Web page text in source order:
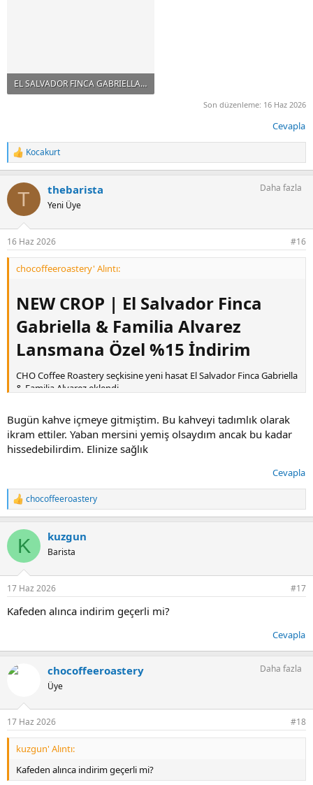
EL SALVADOR FINCA GABRIELLA FAMILIA ALVAREZ.jpg
Son düzenleme: 16 Haz 2026
Cevapla
T
e
k
l
:
Kocakurt
T thebarista
Yeni Üye
Daha fazla
16 Haz 2026 #16
chocoffeeroastery' Alıntı:
NEW CROP | El Salvador Finca
Gabriella & Familia Alvarez
Lansmana Özel %15 İndirim
CHO Coffee Roastery seçkisine yeni hasat El Salvador Finca Gabriella
& Familia Alvarez eklendi.
Region: Santa Ana, El Salvador
Variety: Bourbon, Typica & Catuai
Process: Natural
Altitude: 1550 M
Santa Ana Yanardağı'nın eteklerinde Alvarez ailesi tarafından
yetiştirilen bu özel lot, belirgin meyvemsi karakteri, şarabımsı
notaları ve kremsi gövdesiyle dengeli ve katmanlı bir fincan
deneyimi sunmaktadır.
LANSMANA ÖZEL %15 İNDİRİM
16.06.2026 – 18.06.2026 tarihleri arasında
seçkisinde%15 indirimli olarak satışa sunulacaktır.
İndirim kodu gerekmemektedir. Belirtilen tarihler arasında ürün,
web sitemizde otomatik olarak indirimli fiyatıyla yer alacaktır.
850 TL ve üzeri alışverişlerde kargo ücretsizdir.
Yeni hasadı keşfetmek için sizleri bekliyoruz.
Sipariş & Detay:
Yükleniyor...
chocoffeeroastery.com
Bugün kahve içmeye gitmiştim. Bu kahveyi tadımlık olarak
ikram ettiler. Yaban mersini yemiş olsaydım ancak bu kadar
hissedebilirdim. Elinize sağlık
Cevapla
T
e
k
l
:
chocoffeeroastery
K kuzgun
Barista
17 Haz 2026 #17
Kafeden alınca indirim geçerli mi?
Cevapla
chocoffeeroastery
Üye
Daha fazla
17 Haz 2026 #18
kuzgun' Alıntı:
Kafeden alınca indirim geçerli mi?